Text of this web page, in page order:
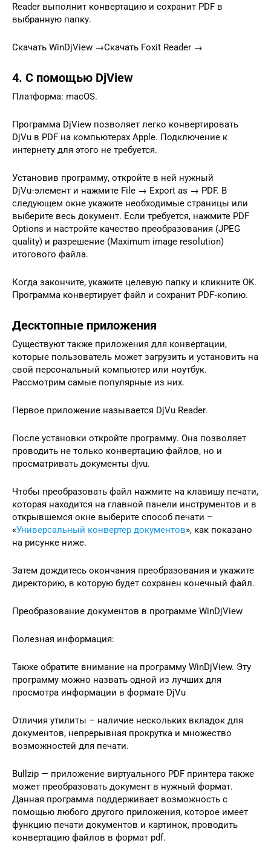
Reader выполнит конвертацию и сохранит PDF в
выбранную папку.
Скачать WinDjView →Скачать Foxit Reader →
4. С помощью DjView
Платформа: macOS.
Программа DjView позволяет легко конвертировать
DjVu в PDF на компьютерах Apple. Подключение к
интернету для этого не требуется.
Установив программу, откройте в ней нужный
DjVu‑элемент и нажмите File → Export as → PDF. В
следующем окне укажите необходимые страницы или
выберите весь документ. Если требуется, нажмите PDF
Options и настройте качество преобразования (JPEG
quality) и разрешение (Maximum image resolution)
итогового файла.
Когда закончите, укажите целевую папку и кликните OK.
Программа конвертирует файл и сохранит PDF‑копию.
Десктопные приложения
Существуют также приложения для конвертации,
которые пользователь может загрузить и установить на
свой персональный компьютер или ноутбук.
Рассмотрим самые популярные из них.
Первое приложение называется DjVu Reader.
После установки откройте программу. Она позволяет
проводить не только конвертацию файлов, но и
просматривать документы djvu.
Чтобы преобразовать файл нажмите на клавишу печати,
которая находится на главной панели инструментов и в
открывшемся окне выберите способ печати –
«Универсальный конвертер документов», как показано
на рисунке ниже.
Затем дождитесь окончания преобразования и укажите
директорию, в которую будет сохранен конечный файл.
Преобразование документов в программе WinDjView
Полезная информация:
Также обратите внимание на программу WinDjView. Эту
программу можно назвать одной из лучших для
просмотра информации в формате DjVu
Отличия утилиты – наличие нескольких вкладок для
документов, непрерывная прокрутка и множество
возможностей для печати.
Bullzip — приложение виртуального PDF принтера также
может преобразовать документ в нужный формат.
Данная программа поддерживает возможность с
помощью любого другого приложения, которое имеет
функцию печати документов и картинок, проводить
конвертацию файлов в формат pdf.